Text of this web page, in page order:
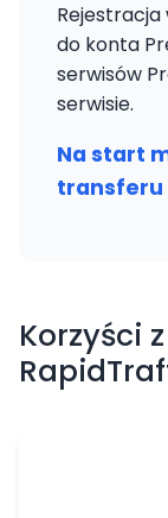
Rejestracja
do konta
serwisów
serwisie.
Na start
transferu
Korzyści